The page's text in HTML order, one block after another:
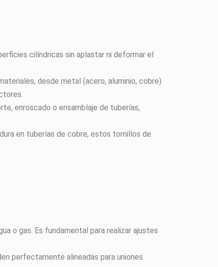
cilíndricas sin aplastar ni deformar el
desde metal (acero, aluminio, cobre)
enroscado o ensamblaje de tuberías,
en tuberías de cobre, estos tornillos de
o gas. Es fundamental para realizar ajustes
perfectamente alineadas para uniones